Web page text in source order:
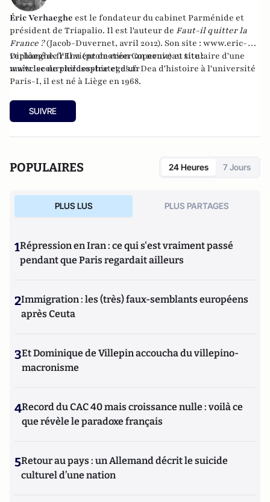
Éric Verhaeghe est le fondateur du cabinet Parménide et
président de Triapalio. Il est l'auteur de Faut-il quitter la
France ?(Jacob-Duvernet, avril 2012). Son site : www.eric-
verhaeghe.frIl vient de créer un nouveau site :
www.lecourrierdesstrateges.fr
Diplômé de l'Ena (promotion Copernic) et titulaire d'une
maîtrise de philosophie et d'un Dea d'histoire à l'université
Paris-I, il est né à Liège en 1968.
SUIVRE
POPULAIRES 24 Heures 7 Jours
PLUS LUS PLUS PARTAGES
1Répression en Iran : ce qui s'est vraiment passé
pendant que Paris regardait ailleurs
2Immigration : les (très) faux-semblants européens
après Ceuta
3Et Dominique de Villepin accoucha du villepino-
macronisme
4Record du CAC 40 mais croissance nulle : voilà ce
que révèle le paradoxe français
5Retour au pays : un Allemand décrit le suicide
culturel d’une nation